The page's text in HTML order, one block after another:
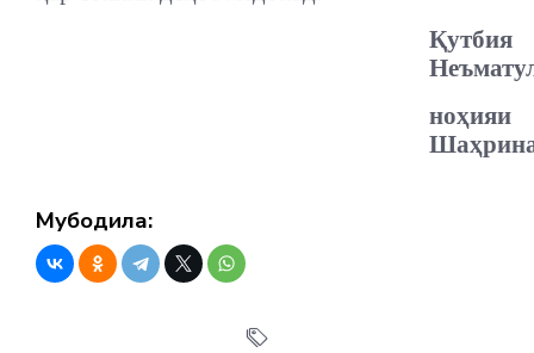
Қутбия
ноҳияи
Мубодила: